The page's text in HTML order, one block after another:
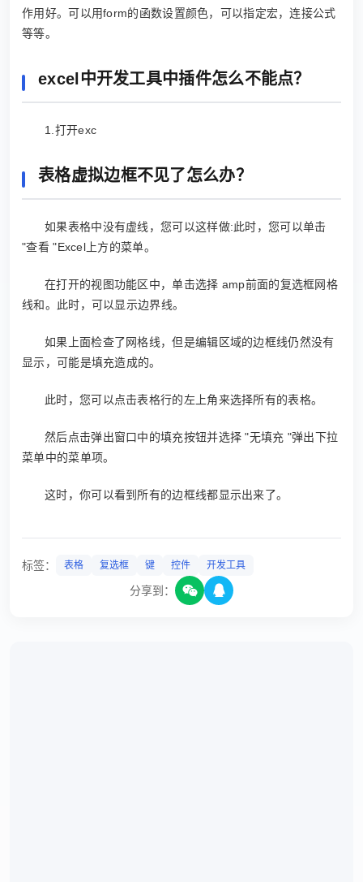
作用好。可以用form的函数设置颜色，可以指定宏，连接公式
等等。
excel中开发工具中插件怎么不能点？
1.打开exc
表格虚拟边框不见了怎么办？
如果表格中没有虚线，您可以这样做:此时，您可以单击
"查看 "Excel上方的菜单。
在打开的视图功能区中，单击选择 amp前面的复选框网格
线和。此时，可以显示边界线。
如果上面检查了网格线，但是编辑区域的边框线仍然没有
显示，可能是填充造成的。
此时，您可以点击表格行的左上角来选择所有的表格。
然后点击弹出窗口中的填充按钮并选择 "无填充 "弹出下拉
菜单中的菜单项。
这时，你可以看到所有的边框线都显示出来了。
标签： 表格 复选框 键 控件 开发工具
分享到：